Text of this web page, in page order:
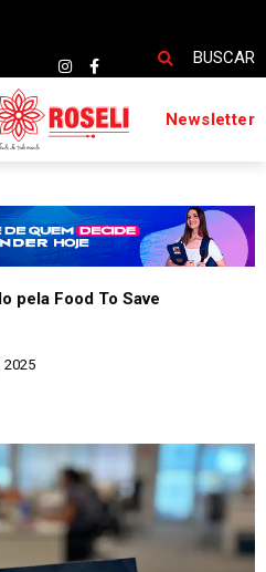
BUSCAR
Newsletter
pela Food To Save
2025